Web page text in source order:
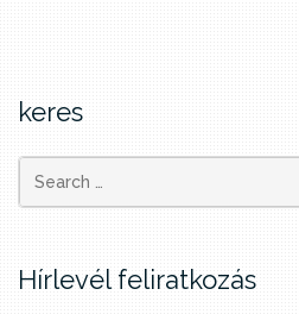
keres
Hírlevél feliratkozás